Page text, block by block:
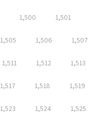
1,500 1,501
1,505 1,506 1,507
1,511 1,512 1,513
1,517 1,518 1,519
1,523 1,524 1,525